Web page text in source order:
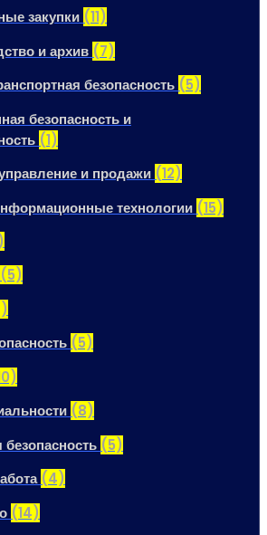
закупки (11)
и архив (7)
безопасность (5)
безопасность и
(1)
и продажи (12)
технологии (15)
(5)
(5)
(8)
(5)
(4)
(14)